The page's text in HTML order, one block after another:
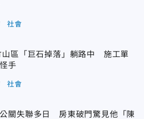
社會
山區「巨石掉落」躺路中 施工單
手
社會
關失聯多日 房東破門驚見他「陳